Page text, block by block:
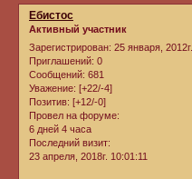
Ебистос
Активный участник
Зарегистрирован: 25 января, 2012г.
Приглашений: 0
Сообщений: 681
Уважение: [+22/-4]
Позитив: [+12/-0]
Провел на форуме:
6 дней 4 часа
Последний визит:
23 апреля, 2018г. 10:01:11